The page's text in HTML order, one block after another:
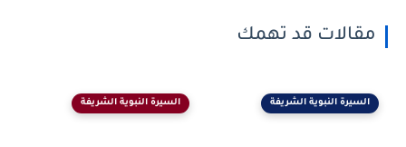
مقالات قد تهمك
السيرة النبوية الشريفة السيرة النبوية الشريفة